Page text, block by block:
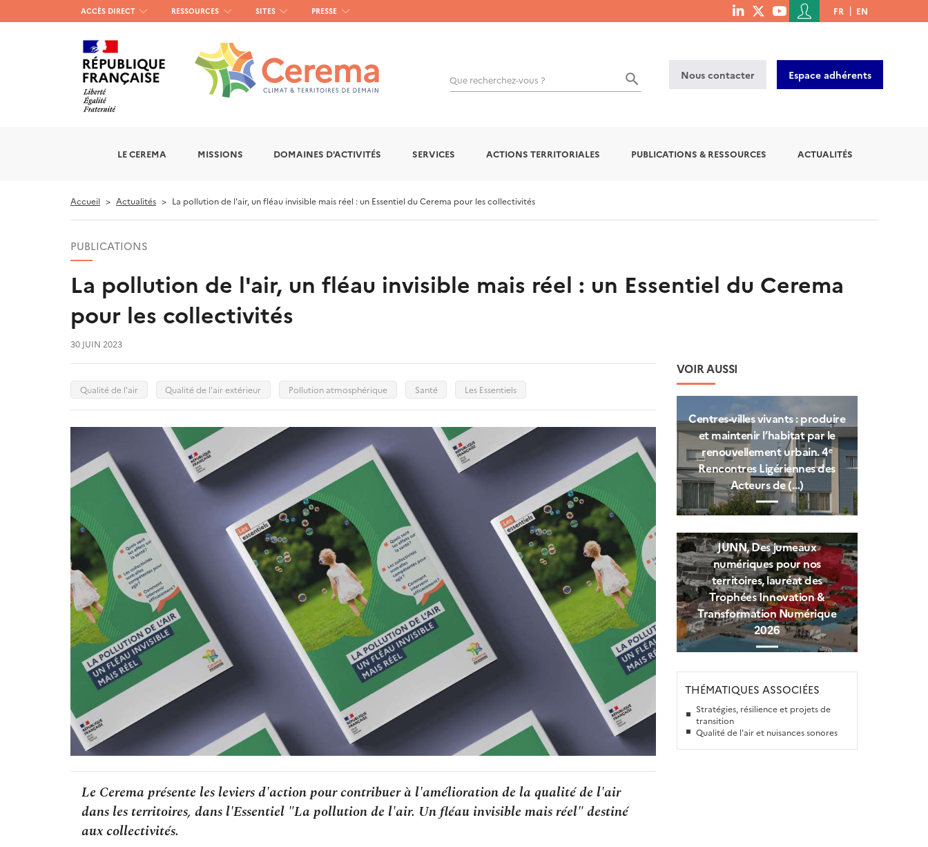
Menu
haut
gauche
ACCÈS DIRECT RESSOURCES SITES PRESSE
menu
Menu
du
de
l'utilisateur
FR EN
Que recherchez-vous ? Nous contacter Espace adhérents
LE CEREMA MISSIONS DOMAINES D'ACTIVITÉS SERVICES ACTIONS TERRITORIALES PUBLICATIONS & RESSOURCES ACTUALITÉS
Accueil Actualités La pollution de l'air, un fléau invisible mais réel : un Essentiel du Cerema pour les collectivités
PUBLICATIONS
La pollution de l'air, un fléau invisible mais réel : un Essentiel du Cerema
pour les collectivités
30 JUIN 2023
Qualité de l'air Qualité de l'air extérieur Pollution atmosphérique Santé Les Essentiels
Le Cerema présente les leviers d'action pour contribuer à l'amélioration de la qualité de l'air
dans les territoires, dans l'Essentiel "La pollution de l'air. Un fléau invisible mais réel" destiné
aux collectivités.
VOIR AUSSI
Centres‑villes vivants : produire
et maintenir l’habitat par le
renouvellement urbain. 4ᵉ
Rencontres Ligériennes des
Acteurs de (…)
JUNN, Des jumeaux
numériques pour nos
territoires, lauréat des
Trophées Innovation &
Transformation Numérique
2026
THÉMATIQUES ASSOCIÉES
Stratégies, résilience et projets de
transition
Qualité de l'air et nuisances sonores